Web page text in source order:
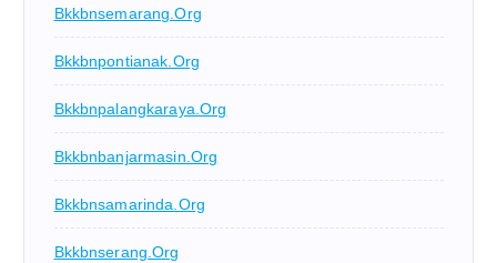
Bkkbnsemarang.org
Bkkbnpontianak.org
Bkkbnpalangkaraya.org
Bkkbnbanjarmasin.org
Bkkbnsamarinda.org
Bkkbnserang.org